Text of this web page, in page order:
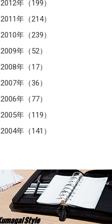
2012年（199）
2011年（214）
2010年（239）
2009年（52）
2008年（17）
2007年（36）
2006年（77）
2005年（119）
2004年（141）